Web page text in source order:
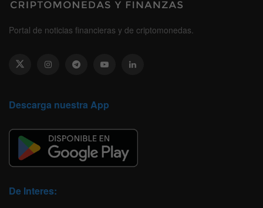
Portal de noticias financieras y de criptomonedas.
Descarga nuestra App
De Interes: